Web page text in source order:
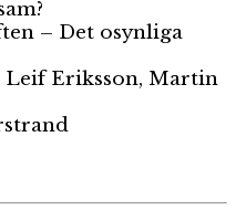
– Det osynliga
Leif Eriksson, Martin